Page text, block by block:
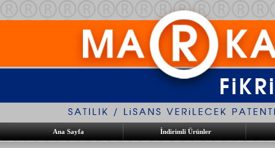
Ana Sayfa İndirimli Ürünler